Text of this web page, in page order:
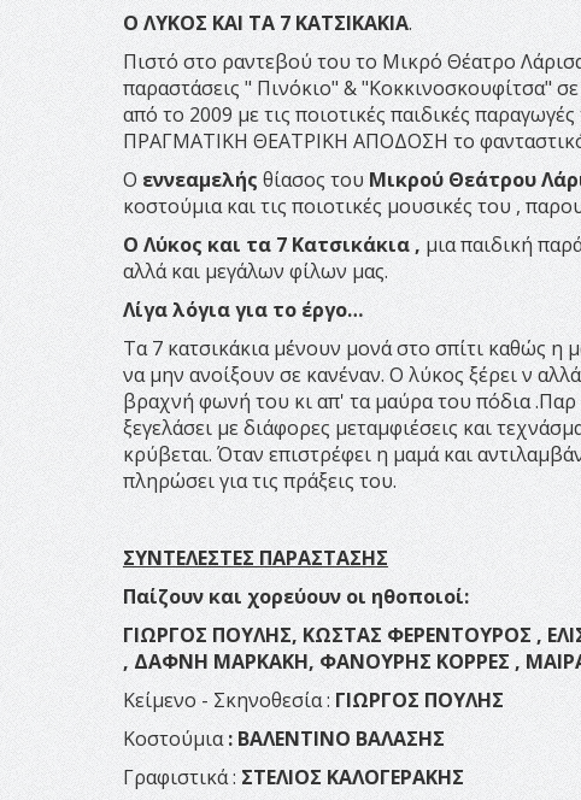
Ο ΛΥΚΟΣ ΚΑΙ ΤΑ 7 ΚΑΤΣΙΚΑΚΙΑ.
Πιστό στο ραντεβού του το Μικρό Θέατρο
παραστάσεις " Πινόκιο" & "Κοκκινοσκουφίτσα"
από το 2009 με τις ποιοτικές παιδικές
ΠΡΑΓΜΑΤΙΚΗ ΘΕΑΤΡΙΚΗ ΑΠΟΔΟΣΗ το φανταστικό
Οεννεαμελήςθίασος του Μικρού Θεάτρου
κοστούμια και τις ποιοτικές μουσικές του ,
Ο Λύκος και τα 7 Κατσικάκια ,μια παιδική
αλλά και μεγάλων φίλων μας.
Λίγα λόγια για το έργο…
Τα 7 κατσικάκια μένουν μονά στο σπίτι καθώς η
να μην ανοίξουν σε κανέναν. Ο λύκος ξέρει ν
βραχνή φωνή του κι απ' τα μαύρα του πόδια
ξεγελάσει με διάφορες μεταμφιέσεις και
κρύβεται. Όταν επιστρέφει η μαμά και
πληρώσει για τις πράξεις του.
ΣΥΝΤΕΛΕΣΤΕΣ ΠΑΡΑΣΤΑΣΗΣ
Παίζουν και χορεύουν οι ηθοποιοί:
ΓΙΩΡΓΟΣ ΠΟΥΛΗΣ, ΚΩΣΤΑΣ ΦΕΡΕΝΤΟΥΡΟΣ ,
, ΔΑΦΝΗ ΜΑΡΚΑΚΗ, ΦΑΝΟΥΡΗΣ ΚΟΡΡΕΣ ,
Κείμενο - Σκηνοθεσία : ΓΙΩΡΓΟΣ
Κοστούμια: ΒΑΛΕΝΤΙΝΟ ΒΑΛΑΣΗΣ
Γραφιστικά :ΣΤΕΛΙΟΣ